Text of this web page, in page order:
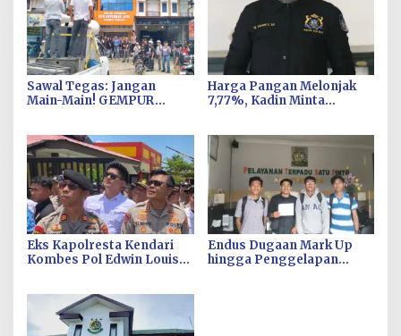
Sawal Tegas: Jangan
Main-Main! GEMPUR
Harga Pangan Melonjak
7,77%, Kadin Minta
di Kolaka
Eks Kapolresta Kendari
Kombes Pol Edwin Louis
Endus Dugaan Mark Up
hingga Penggelapan